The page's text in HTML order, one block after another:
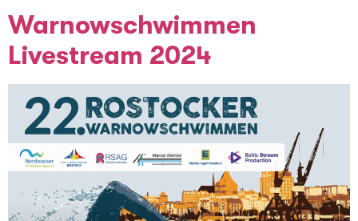
Warnowschwimmen
Livestream 2024